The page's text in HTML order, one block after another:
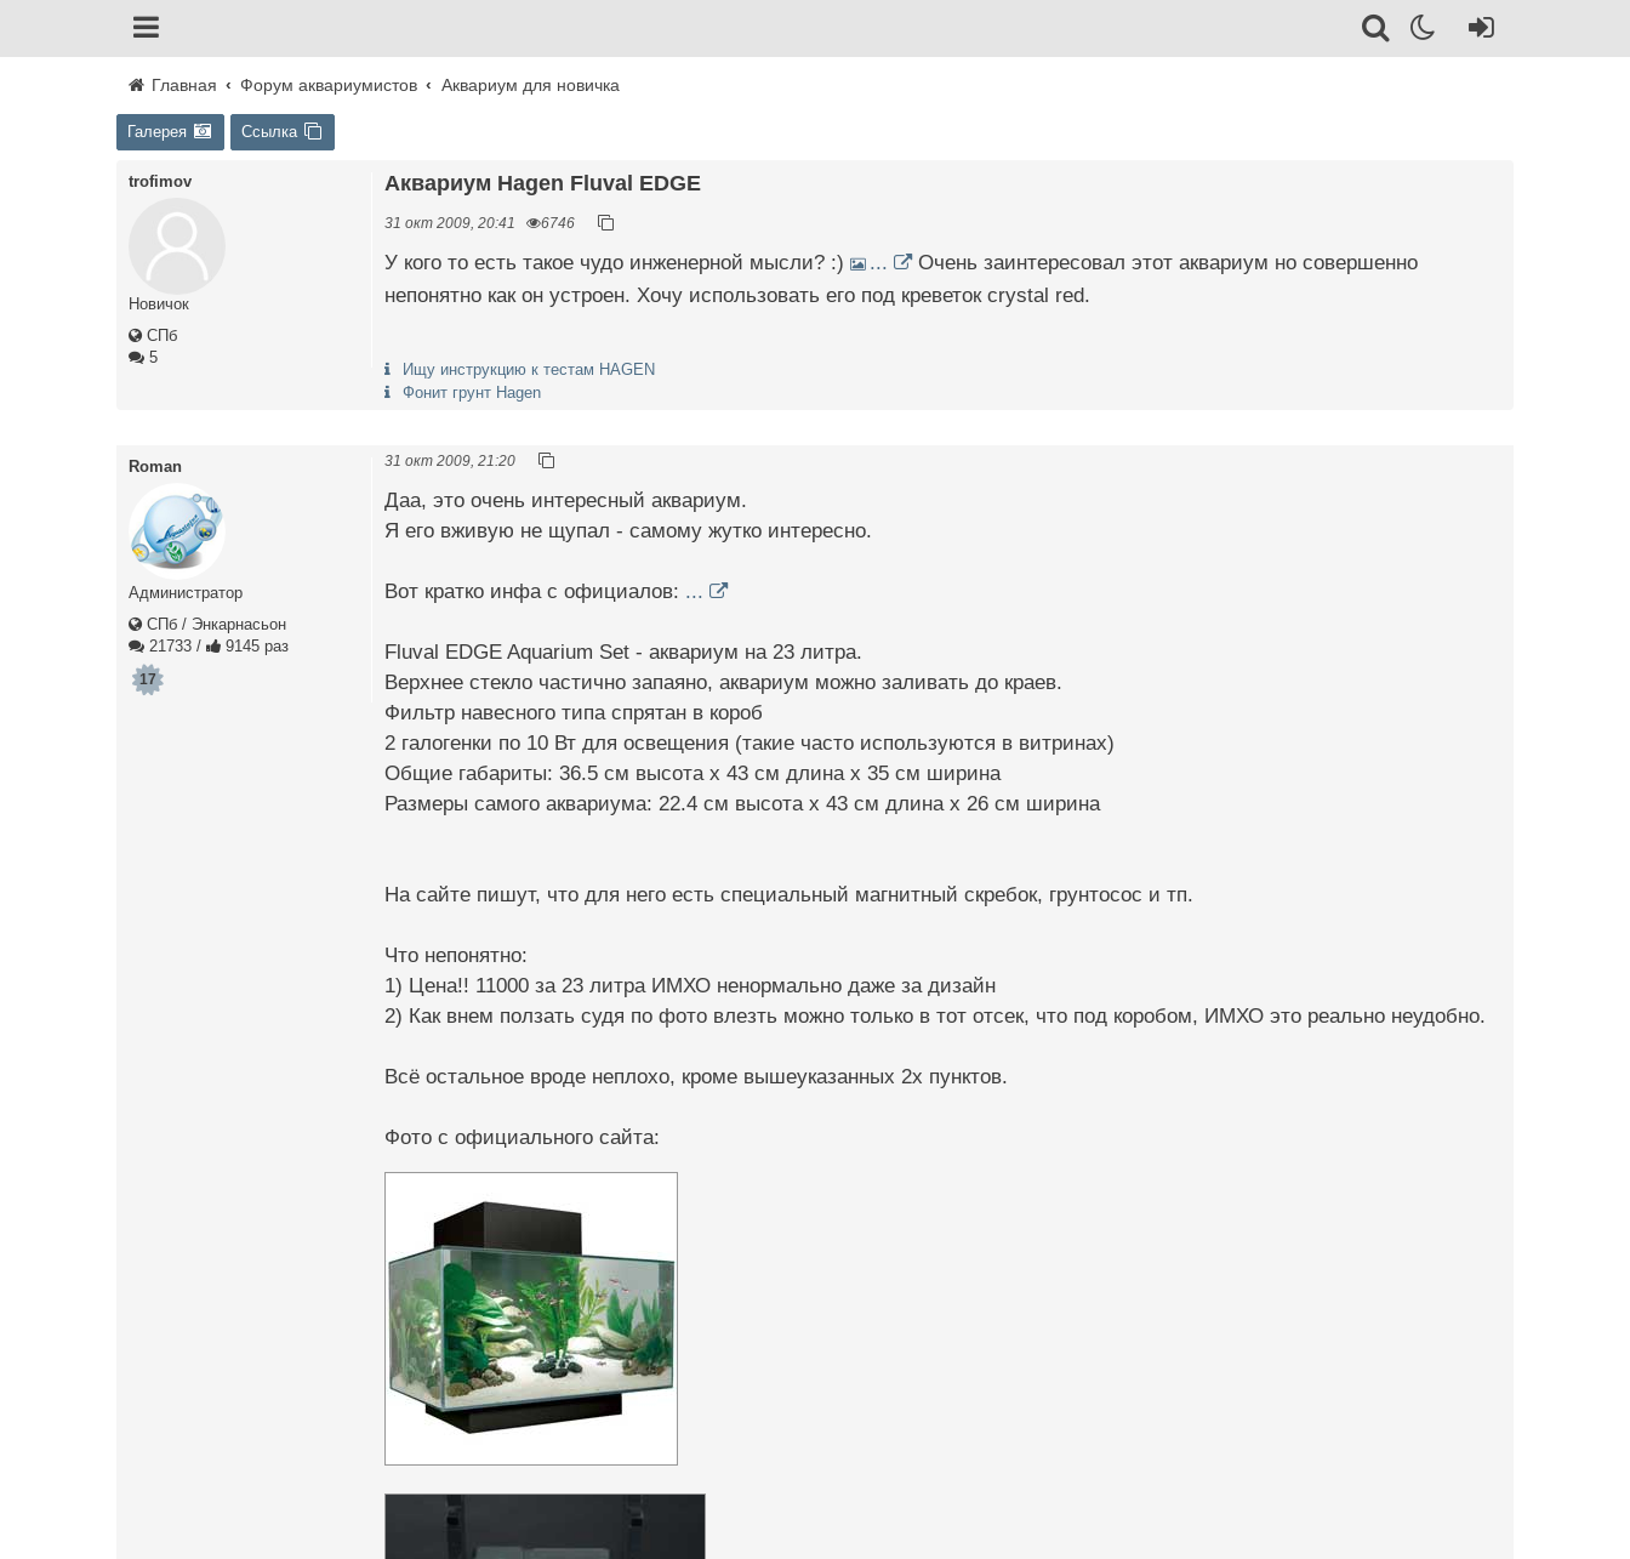
Главная Форум аквариумистов Аквариум для новичка
Галерея Ссылка
trofimov
Новичок
СПб
5
Аквариум Hagen Fluval EDGE
31 окт 2009, 20:41 6746
У кого то есть такое чудо инженерной мысли? :) ...
Очень заинтересовал этот аквариум но совершенно
непонятно как он устроен. Хочу использовать его под креветок crystal red.
Ищу инструкцию к тестам HAGEN
Фонит грунт Hagen
Roman
Администратор
СПб / Энкарнасьон
21733 / 9145 раз
17
31 окт 2009, 21:20
Даа, это очень интересный аквариум.
Я его вживую не щупал - самому жутко интересно.
Вот кратко инфа с официалов: ...
Fluval EDGE Aquarium Set - аквариум на 23 литра.
Верхнее стекло частично запаяно, аквариум можно заливать до краев.
Фильтр навесного типа спрятан в короб
2 галогенки по 10 Вт для освещения (такие часто используются в витринах)
Общие габариты: 36.5 см высота x 43 см длина x 35 см ширина
Размеры самого аквариума: 22.4 см высота x 43 см длина x 26 см ширина
На сайте пишут, что для него есть специальный магнитный скребок, грунтосос и тп.
Что непонятно:
1) Цена!! 11000 за 23 литра ИМХО ненормально даже за дизайн
2) Как внем ползать судя по фото влезть можно только в тот отсек, что под коробом, ИМХО это реально неудобно.
Всё остальное вроде неплохо, кроме вышеуказанных 2х пунктов.
Фото с официального сайта: